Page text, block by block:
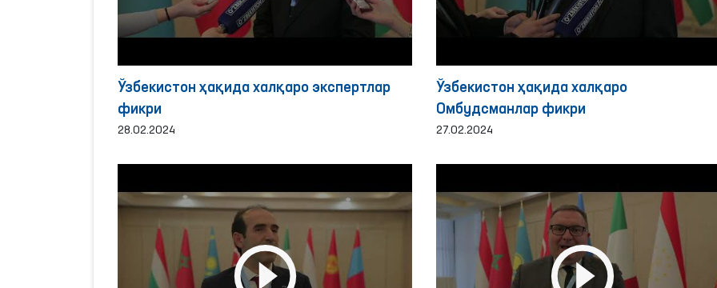
Ўзбекистон ҳақида халқаро экспертлар
фикри
28.02.2024
Ўзбекистон ҳақида халқаро
Омбудсманлар фикри
27.02.2024